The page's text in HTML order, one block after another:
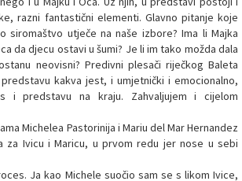
razni fantastični elementi. Glavno pitanje koje
siromaštvo utječe na naše izbore? Ima li Majka
da djecu ostavi u šumi? Je li im tako možda dala
neovisni? Predivni plesači riječkog Baleta
kakva jest, i umjetnički i emocionalno,
i predstavu na kraju. Zahvaljujem i cijelom
Michelea Pastorinija i Mariu del Mar Hernandez
za Ivicu i Maricu, u prvom redu jer nose u sebi
Ja kao Michele suočio sam se s likom Ivice,